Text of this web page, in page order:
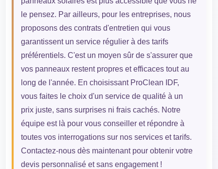
le pensez. Par ailleurs, pour les entreprises, nous
proposons des contrats d'entretien qui vous
garantissent un service régulier à des tarifs
préférentiels. C'est un moyen sûr de s'assurer que
vos panneaux restent propres et efficaces tout au
long de l'année. En choisissant ProClean IDF,
vous faites le choix d'un service de qualité à un
prix juste, sans surprises ni frais cachés. Notre
équipe est là pour vous conseiller et répondre à
toutes vos interrogations sur nos services et tarifs.
Contactez-nous dès maintenant pour obtenir votre
devis personnalisé et sans engagement !